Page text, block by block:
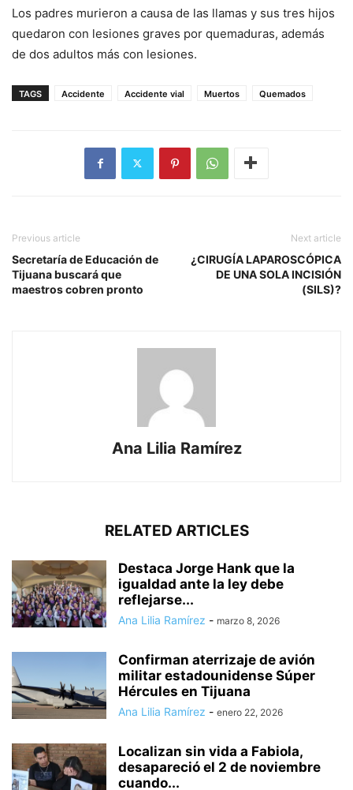
Los padres murieron a causa de las llamas y sus tres hijos
quedaron con lesiones graves por quemaduras, además
de dos adultos más con lesiones.
TAGS Accidente Accidente vial Muertos Quemados
Previous article
Secretaría de Educación de
Tijuana buscará que
maestros cobren pronto
Next article
¿CIRUGÍA LAPAROSCÓPICA
DE UNA SOLA INCISIÓN
(SILS)?
Ana Lilia Ramírez
RELATED ARTICLES
Destaca Jorge Hank que la
igualdad ante la ley debe
reflejarse...
Ana Lilia Ramírez - marzo 8, 2026
Confirman aterrizaje de avión
militar estadounidense Súper
Hércules en Tijuana
Ana Lilia Ramírez - enero 22, 2026
Localizan sin vida a Fabiola,
desapareció el 2 de noviembre
cuando...